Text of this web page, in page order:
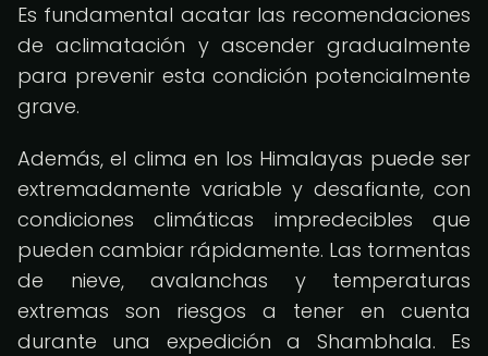
Es fundamental acatar las recomendaciones
de aclimatación y ascender gradualmente
para prevenir esta condición potencialmente
grave.
Además, el clima en los Himalayas puede ser
extremadamente variable y desafiante, con
condiciones climáticas impredecibles que
pueden cambiar rápidamente. Las tormentas
de nieve, avalanchas y temperaturas
extremas son riesgos a tener en cuenta
durante una expedición a Shambhala. Es